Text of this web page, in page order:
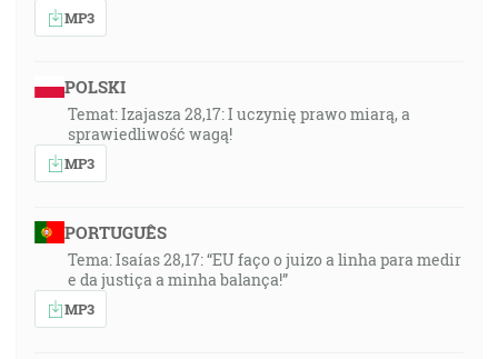
MP3
POLSKI
Temat: Izajasza 28,17: I uczynię prawo miarą, a
sprawiedliwość wagą!
MP3
PORTUGUÊS
Tema: Isaías 28,17: “EU faço o juizo a linha para medir
e da justiça a minha balança!”
MP3